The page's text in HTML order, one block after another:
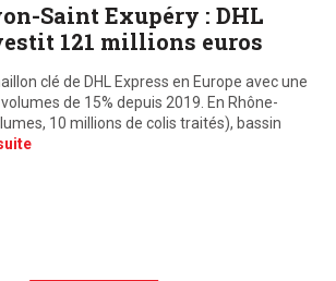
Saint Exupéry : DHL
121 millions euros
clé de DHL Express en Europe avec une
de 15% depuis 2019. En Rhône-
10 millions de colis traités), bassin